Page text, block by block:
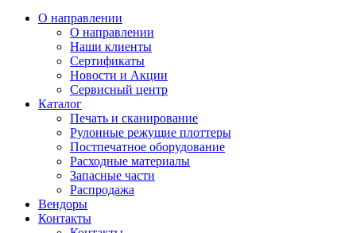
О направлении
О направлении
Наши клиенты
Сертификаты
Новости и Акции
Сервисный центр
Каталог
Печать и сканирование
Рулонные режущие плоттеры
Постпечатное оборудование
Расходные материалы
Запасные части
Распродажа
Вендоры
Контакты